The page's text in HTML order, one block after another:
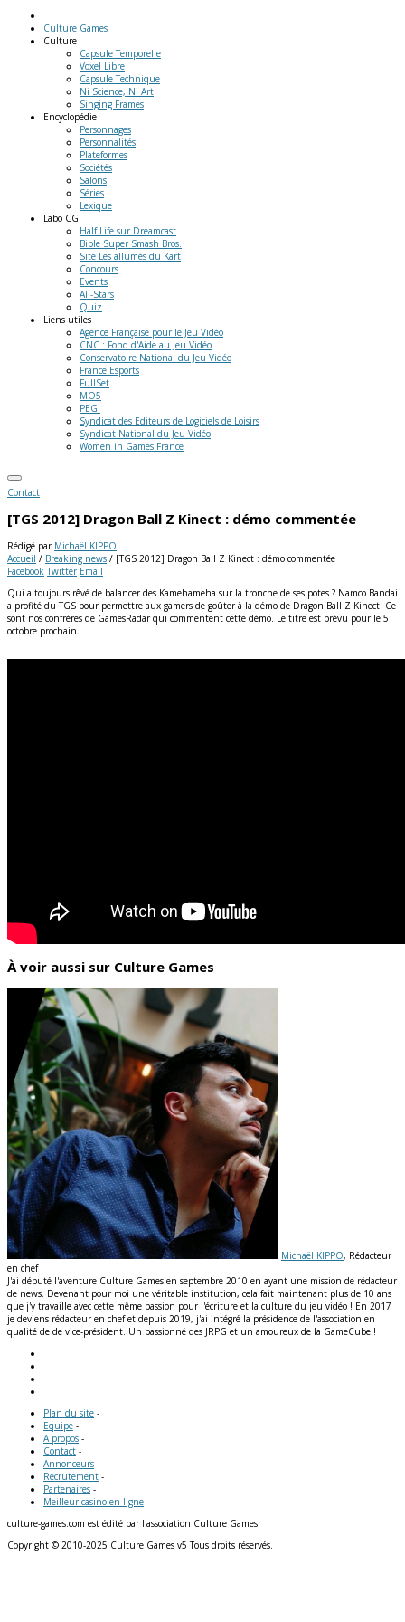
Culture Games
Culture
Capsule Temporelle
Voxel Libre
Capsule Technique
Ni Science, Ni Art
Singing Frames
Encyclopédie
Personnages
Personnalités
Plateformes
Sociétés
Salons
Séries
Lexique
Labo CG
Half Life sur Dreamcast
Bible Super Smash Bros.
Site Les allumés du Kart
Concours
Events
All-Stars
Quiz
Liens utiles
Agence Française pour le Jeu Vidéo
CNC : Fond d'Aide au Jeu Vidéo
Conservatoire National du Jeu Vidéo
France Esports
FullSet
MO5
PEGI
Syndicat des Editeurs de Logiciels de Loisirs
Syndicat National du Jeu Vidéo
Women in Games France
Contact
[TGS 2012] Dragon Ball Z Kinect : démo commentée
Rédigé par Michaël KIPPO
Accueil / Breaking news / [TGS 2012] Dragon Ball Z Kinect : démo commentée
Facebook Twitter Email
Qui a toujours rêvé de balancer des Kamehameha sur la tronche de ses potes ? Namco Bandai
a profité du TGS pour permettre aux gamers de goûter à la démo de Dragon Ball Z Kinect. Ce
sont nos confrères de GamesRadar qui commentent cette démo. Le titre est prévu pour le 5
octobre prochain.
À voir aussi sur Culture Games
Michaël KIPPO, Rédacteur
en chef
J'ai débuté l'aventure Culture Games en septembre 2010 en ayant une mission de rédacteur
de news. Devenant pour moi une véritable institution, cela fait maintenant plus de 10 ans
que j'y travaille avec cette même passion pour l'écriture et la culture du jeu vidéo ! En 2017
je deviens rédacteur en chef et depuis 2019, j'ai intégré la présidence de l'association en
qualité de de vice-président. Un passionné des JRPG et un amoureux de la GameCube !
Plan du site -
Equipe -
A propos -
Contact -
Annonceurs -
Recrutement -
Partenaires -
Meilleur casino en ligne
culture-games.com est édité par l'association Culture Games
Copyright © 2010-2025 Culture Games v5 Tous droits réservés.